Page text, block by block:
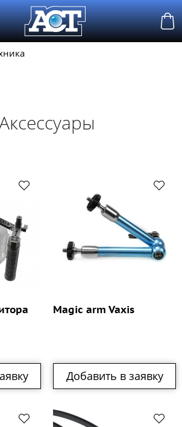
Magic arm Vaxis
Добавить в заявку